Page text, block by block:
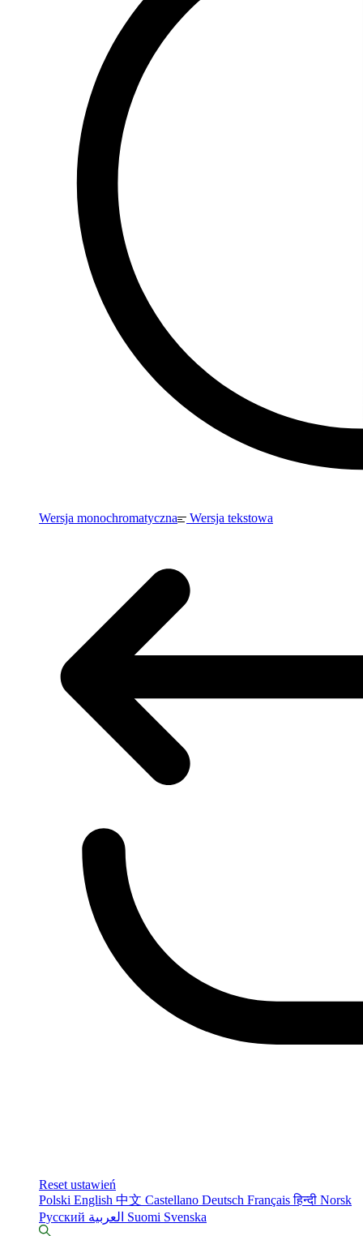
Wersja monochromatyczna Wersja tekstowa
Reset ustawień
Polski English 中文 Castellano Deutsch Françaisहिन्दी Norsk
Русский
Suomi Svenska